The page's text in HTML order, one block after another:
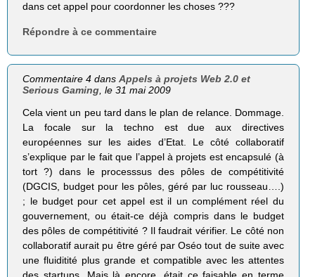
dans cet appel pour coordonner les choses ???
Répondre à ce commentaire
Commentaire 4 dansAppels à projets Web 2.0 et
Serious Gaming , le 31 mai 2009
Cela vient un peu tard dans le plan de relance. Dommage.
La focale sur la techno est due aux directives
européennes sur les aides d’Etat. Le côté collaboratif
s’explique par le fait que l’appel à projets est encapsulé (à
tort ?) dans le processsus des pôles de compétitivité
(DGCIS, budget pour les pôles, géré par luc rousseau….)
; le budget pour cet appel est il un complément réel du
gouvernement, ou était-ce déjà compris dans le budget
des pôles de compétitivité ? Il faudrait vérifier. Le côté non
collaboratif aurait pu être géré par Oséo tout de suite avec
une fluiditité plus grande et compatible avec les attentes
des startups. Mais là encore, était ce faisable en terme